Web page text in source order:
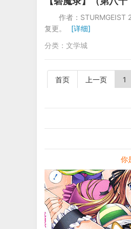
作者：
复更。
[详细]
分类： 文学城
首页 上一页 1
你